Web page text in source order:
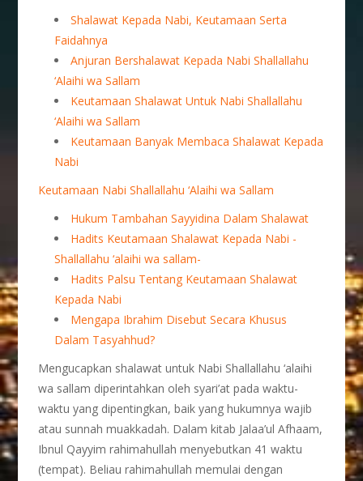
Shalawat Kepada Nabi, Keutamaan Serta
Faidahnya
Anjuran Bershalawat Kepada Nabi Shallallahu
‘Alaihi wa Sallam
Keutamaan Shalawat Untuk Nabi Shallallahu
‘Alaihi wa Sallam
Keutamaan Banyak Membaca Shalawat Kepada
Nabi
Keutamaan Nabi Shallallahu ‘Alaihi wa Sallam
Hukum Tambahan Sayyidina Dalam Shalawat
Hadits Keutamaan Shalawat Kepada Nabi -
Shallallahu ‘alaihi wa sallam-
Hadits Palsu Tentang Keutamaan Shalawat
Kepada Nabi
Mengapa Ibrahim Disebut Secara Khusus
Dalam Tasyahhud?
Mengucapkan shalawat untuk Nabi Shallallahu ‘alaihi
wa sallam diperintahkan oleh syari’at pada waktu-
waktu yang dipentingkan, baik yang hukumnya wajib
atau sunnah muakkadah. Dalam kitab Jalaa’ul Afhaam,
Ibnul Qayyim rahimahullah menyebutkan 41 waktu
(tempat). Beliau rahimahullah memulai dengan